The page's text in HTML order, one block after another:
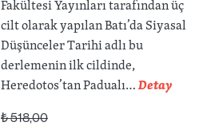
Fakültesi Yayınları tarafından üç
cilt olarak yapılan Batı’da Siyasal
Düşünceler Tarihi adlı bu
derlemenin ilk cildinde,
Heredotos’tan Padualı…Detay
₺518,00